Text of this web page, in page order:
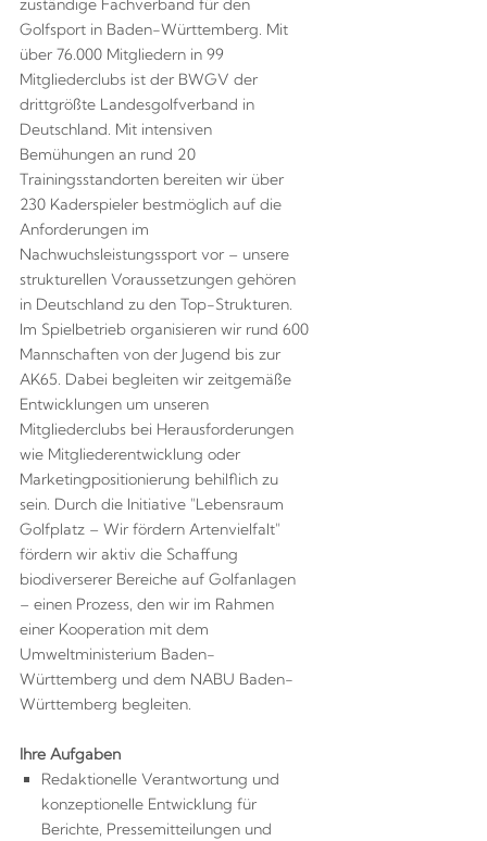
zuständige Fachverband für den
Golfsport in Baden-Württemberg. Mit
über 76.000 Mitgliedern in 99
Mitgliederclubs ist der BWGV der
drittgrößte Landesgolfverband in
Deutschland. Mit intensiven
Bemühungen an rund 20
Trainingsstandorten bereiten wir über
230 Kaderspieler bestmöglich auf die
Anforderungen im
Nachwuchsleistungssport vor – unsere
strukturellen Voraussetzungen gehören
in Deutschland zu den Top-Strukturen.
Im Spielbetrieb organisieren wir rund 600
Mannschaften von der Jugend bis zur
AK65. Dabei begleiten wir zeitgemäße
Entwicklungen um unseren
Mitgliederclubs bei Herausforderungen
wie Mitgliederentwicklung oder
Marketingpositionierung behilflich zu
sein. Durch die Initiative "Lebensraum
Golfplatz – Wir fördern Artenvielfalt"
fördern wir aktiv die Schaffung
biodiverserer Bereiche auf Golfanlagen
– einen Prozess, den wir im Rahmen
einer Kooperation mit dem
Umweltministerium Baden-
Württemberg und dem NABU Baden-
Württemberg begleiten.
Ihre Aufgaben
Redaktionelle Verantwortung und
konzeptionelle Entwicklung für
Berichte, Pressemitteilungen und